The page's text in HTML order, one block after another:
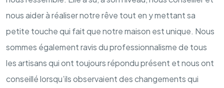
nous aider à réaliser notre rêve tout en y mettant sa
petite touche qui fait que notre maison est unique. Nous
sommes également ravis du professionnalisme de tous
les artisans qui ont toujours répondu présent et nous ont
conseillé lorsqu’ils observaient des changements qui